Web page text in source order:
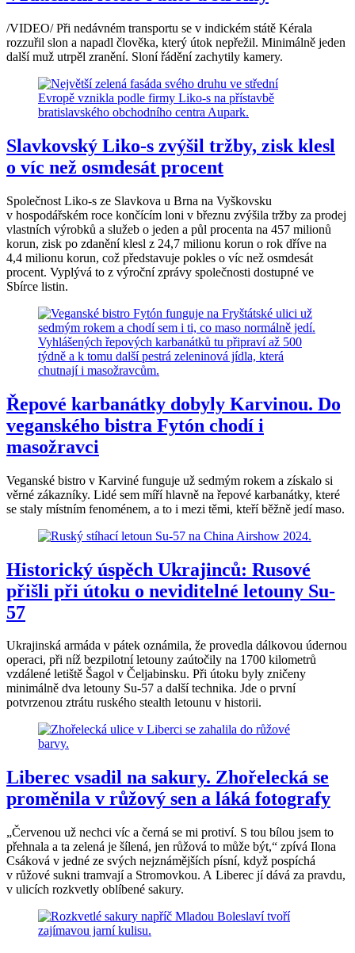
/VIDEO/ Při nedávném transportu se v indickém státě Kérala
rozzuřil slon a napadl člověka, který útok nepřežil. Minimálně jeden
další muž utrpěl zranění. Sloní řádění zachytily kamery.
Slavkovský Liko-s zvýšil tržby, zisk klesl
o víc než osmdesát procent
Společnost Liko-s ze Slavkova u Brna na Vyškovsku
v hospodářském roce končícím loni v březnu zvýšila tržby za prodej
vlastních výrobků a služeb o jeden a půl procenta na 457 milionů
korun, zisk po zdanění klesl z 24,7 milionu korun o rok dříve na
4,4 milionu korun, což představuje pokles o víc než osmdesát
procent. Vyplývá to z výroční zprávy společnosti dostupné ve
Sbírce listin.
Řepové karbanátky dobyly Karvinou. Do
veganského bistra Fytón chodí i
masožravci
Veganské bistro v Karviné funguje už sedmým rokem a získalo si
věrné zákazníky. Lidé sem míří hlavně na řepové karbanátky, které
se staly místním fenoménem, a to i mezi těmi, kteří běžně jedí maso.
Historický úspěch Ukrajinců: Rusové
přišli při útoku o neviditelné letouny Su-
57
Ukrajinská armáda v pátek oznámila, že provedla dálkovou údernou
operaci, při níž bezpilotní letouny zaútočily na 1700 kilometrů
vzdálené letiště Šagol v Čeljabinsku. Při útoku byly zničeny
minimálně dva letouny Su-57 a další technika. Jde o první
potvrzenou ztrátu ruského stealth letounu v historii.
Liberec vsadil na sakury. Zhořelecká se
proměnila v růžový sen a láká fotografy
„Červenou už nechci víc a černá se mi protiví. S tou bílou jsem to
přehnala a ta zelená je šílená, jen růžová to může být,“ zpívá Ilona
Csáková v jedné ze svých nejznámějších písní, když pospíchá
v růžové sukni tramvají a Stromovkou. A Liberec jí dává za pravdu,
v ulicích rozkvetly oblíbené sakury.